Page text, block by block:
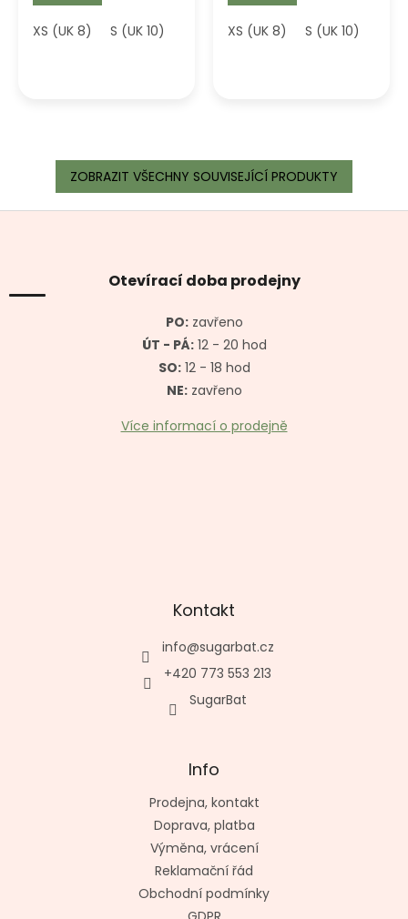
XS (UK 8) S (UK 10) M (UK 12) L (UK 14) XL (UK 16)
XS (UK 8) S (UK 10)
ZOBRAZIT VŠECHNY SOUVISEJÍCÍ PRODUKTY
Z
Otevírací doba prodejny
PO:zavřeno
ÚT - PÁ:12 - 20 hod
SO:12 - 18 hod
NE:zavřeno
Více informací o prodejně
Kontakt
info@sugarbat.cz
+420 773 553 213
SugarBat
Info
Prodejna, kontakt
Doprava, platba
Výměna, vrácení
Reklamační řád
Obchodní podmínky